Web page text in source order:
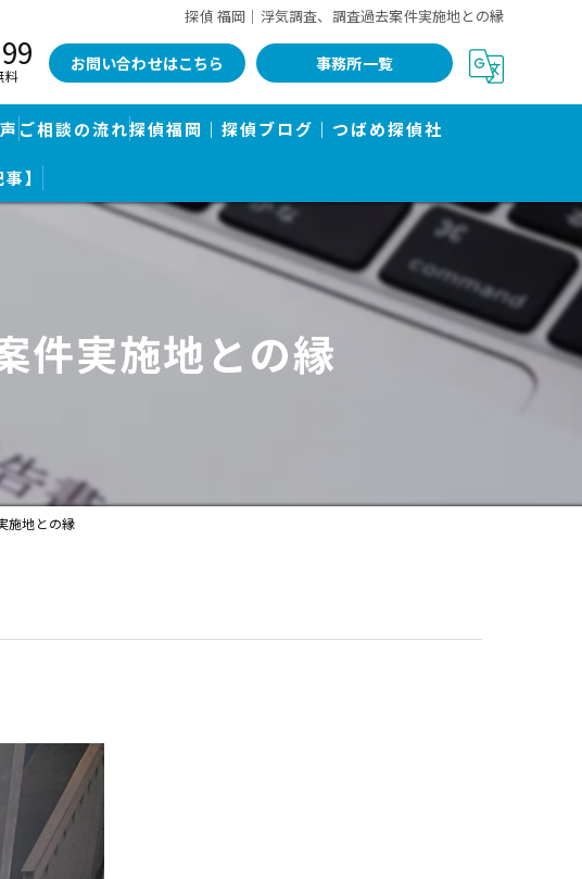
探偵 福岡｜浮気調査、調査過去案件実施地との縁
料
お問い合わせはこちら 事務所一覧
証拠満載報告書で有名
ご相談の流れ探偵福岡｜探偵ブログ｜つばめ探偵社
】
件実施地との縁
施地との縁